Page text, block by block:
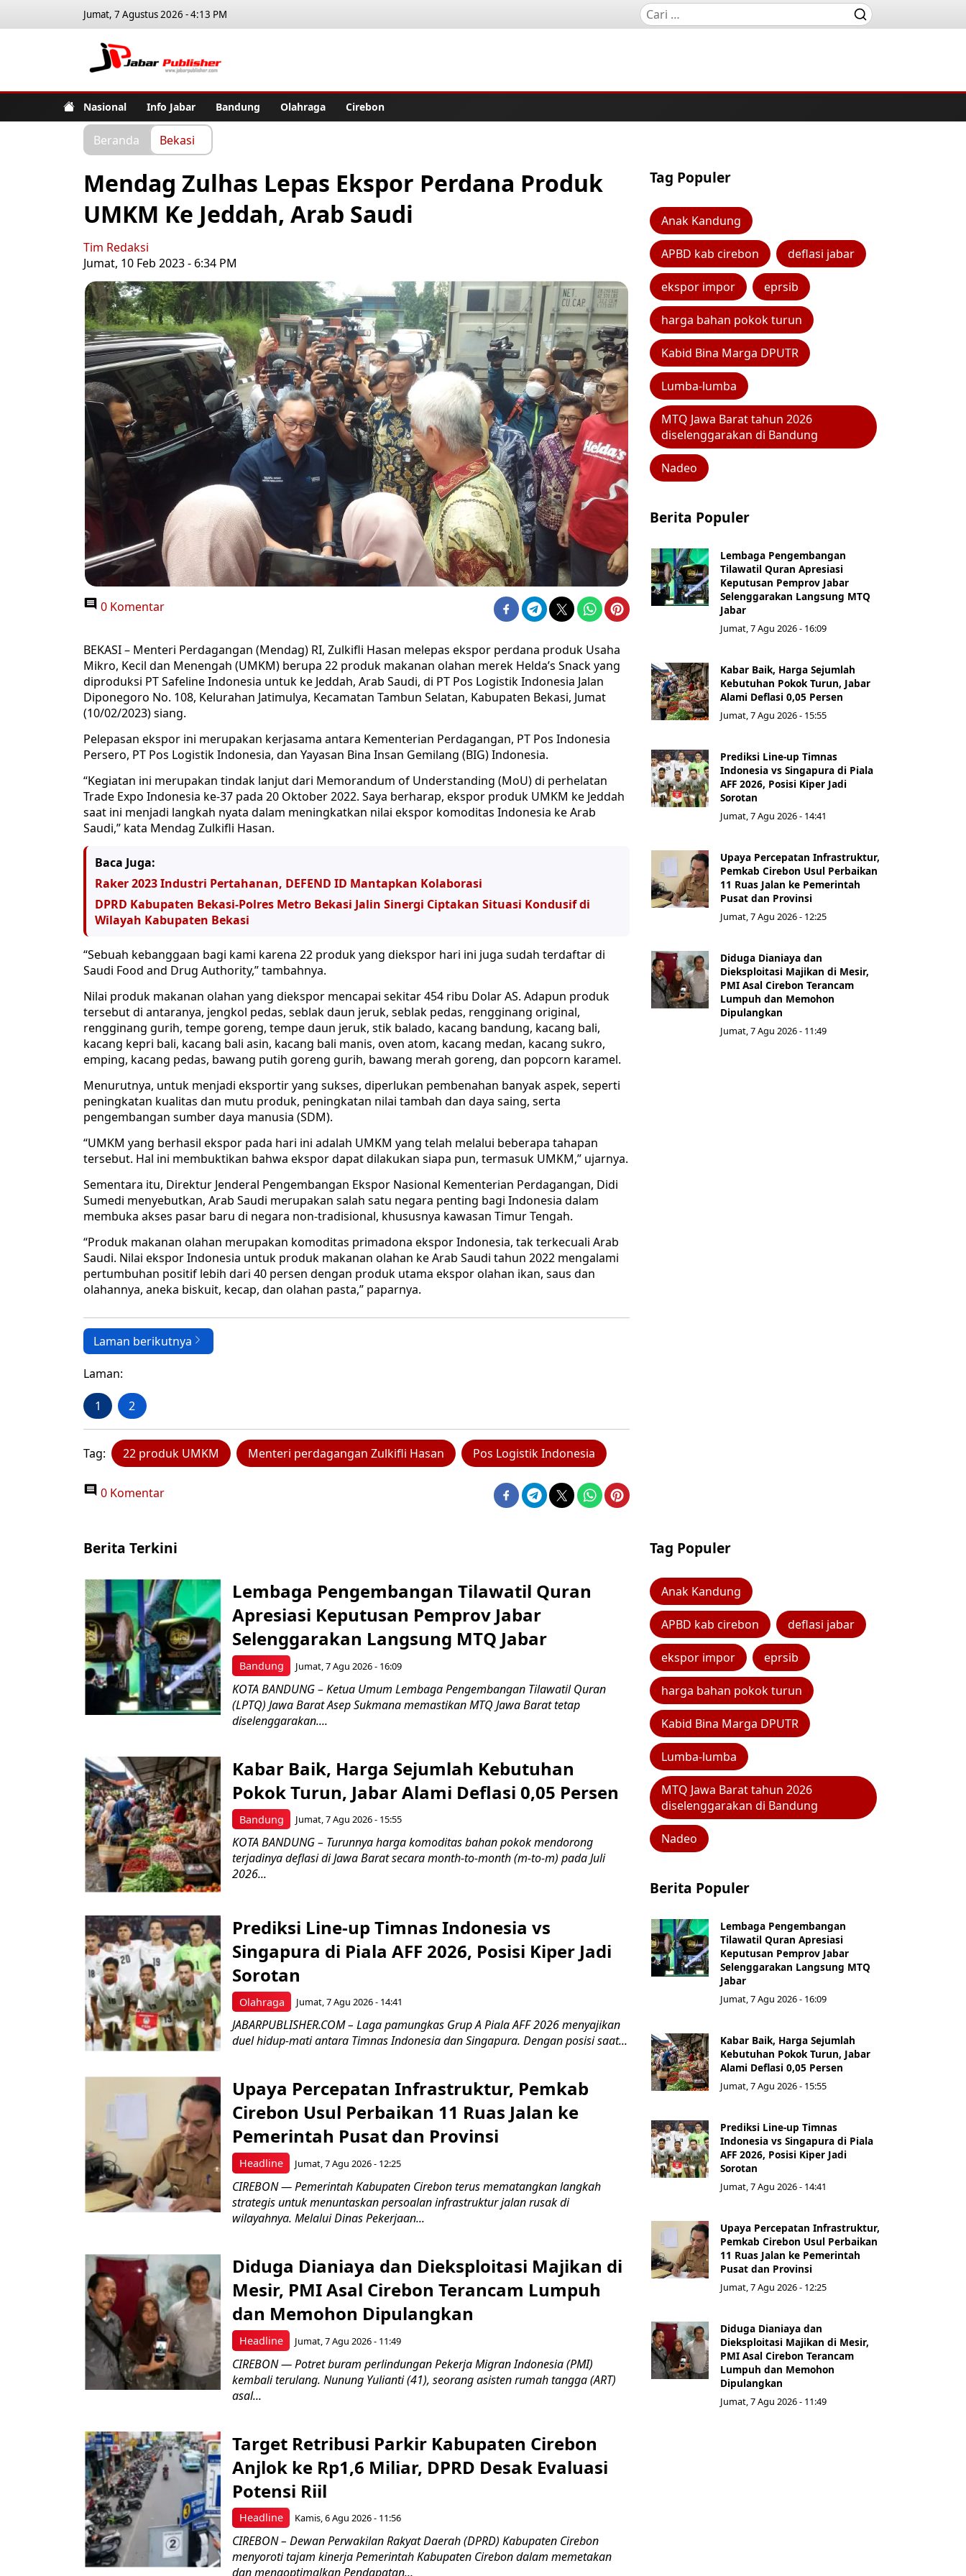
Jumat, 7 Agustus 2026 - 4:13 PM
Nasional Info Jabar Bandung Olahraga Cirebon
Beranda Bekasi
Mendag Zulhas Lepas Ekspor Perdana Produk
UMKM Ke Jeddah, Arab Saudi
Tim Redaksi
Jumat, 10 Feb 2023 - 6:34 PM
0 Komentar
BEKASI – Menteri Perdagangan (Mendag) RI, Zulkifli Hasan melepas ekspor perdana produk Usaha
Mikro, Kecil dan Menengah (UMKM) berupa 22 produk makanan olahan merek Helda’s Snack yang
diproduksi PT Safeline Indonesia untuk ke Jeddah, Arab Saudi, di PT Pos Logistik Indonesia Jalan
Diponegoro No. 108, Kelurahan Jatimulya, Kecamatan Tambun Selatan, Kabupaten Bekasi, Jumat
(10/02/2023) siang.
Pelepasan ekspor ini merupakan kerjasama antara Kementerian Perdagangan, PT Pos Indonesia
Persero, PT Pos Logistik Indonesia, dan Yayasan Bina Insan Gemilang (BIG) Indonesia.
“Kegiatan ini merupakan tindak lanjut dari Memorandum of Understanding (MoU) di perhelatan
Trade Expo Indonesia ke-37 pada 20 Oktober 2022. Saya berharap, ekspor produk UMKM ke Jeddah
saat ini menjadi langkah nyata dalam meningkatkan nilai ekspor komoditas Indonesia ke Arab
Saudi,” kata Mendag Zulkifli Hasan.
Baca Juga:
Raker 2023 Industri Pertahanan, DEFEND ID Mantapkan Kolaborasi
DPRD Kabupaten Bekasi-Polres Metro Bekasi Jalin Sinergi Ciptakan Situasi Kondusif di
Wilayah Kabupaten Bekasi
“Sebuah kebanggaan bagi kami karena 22 produk yang diekspor hari ini juga sudah terdaftar di
Saudi Food and Drug Authority,” tambahnya.
Nilai produk makanan olahan yang diekspor mencapai sekitar 454 ribu Dolar AS. Adapun produk
tersebut di antaranya, jengkol pedas, seblak daun jeruk, seblak pedas, rengginang original,
rengginang gurih, tempe goreng, tempe daun jeruk, stik balado, kacang bandung, kacang bali,
kacang kepri bali, kacang bali asin, kacang bali manis, oven atom, kacang medan, kacang sukro,
emping, kacang pedas, bawang putih goreng gurih, bawang merah goreng, dan popcorn karamel.
Menurutnya, untuk menjadi eksportir yang sukses, diperlukan pembenahan banyak aspek, seperti
peningkatan kualitas dan mutu produk, peningkatan nilai tambah dan daya saing, serta
pengembangan sumber daya manusia (SDM).
“UMKM yang berhasil ekspor pada hari ini adalah UMKM yang telah melalui beberapa tahapan
tersebut. Hal ini membuktikan bahwa ekspor dapat dilakukan siapa pun, termasuk UMKM,” ujarnya.
Sementara itu, Direktur Jenderal Pengembangan Ekspor Nasional Kementerian Perdagangan, Didi
Sumedi menyebutkan, Arab Saudi merupakan salah satu negara penting bagi Indonesia dalam
membuka akses pasar baru di negara non-tradisional, khususnya kawasan Timur Tengah.
“Produk makanan olahan merupakan komoditas primadona ekspor Indonesia, tak terkecuali Arab
Saudi. Nilai ekspor Indonesia untuk produk makanan olahan ke Arab Saudi tahun 2022 mengalami
pertumbuhan positif lebih dari 40 persen dengan produk utama ekspor olahan ikan, saus dan
olahannya, aneka biskuit, kecap, dan olahan pasta,” paparnya.
Laman berikutnya
Laman:
1 2
Tag: 22 produk UMKM Menteri perdagangan Zulkifli Hasan Pos Logistik Indonesia
0 Komentar
Tag Populer
Anak Kandung
APBD kab cirebon deflasi jabar
ekspor impor eprsib
harga bahan pokok turun
Kabid Bina Marga DPUTR
Lumba-lumba
MTQ Jawa Barat tahun 2026
diselenggarakan di Bandung
Nadeo
Berita Populer
Lembaga Pengembangan
Tilawatil Quran Apresiasi
Keputusan Pemprov Jabar
Selenggarakan Langsung MTQ
Jabar
Jumat, 7 Agu 2026 - 16:09
Kabar Baik, Harga Sejumlah
Kebutuhan Pokok Turun, Jabar
Alami Deflasi 0,05 Persen
Jumat, 7 Agu 2026 - 15:55
Prediksi Line-up Timnas
Indonesia vs Singapura di Piala
AFF 2026, Posisi Kiper Jadi
Sorotan
Jumat, 7 Agu 2026 - 14:41
Upaya Percepatan Infrastruktur,
Pemkab Cirebon Usul Perbaikan
11 Ruas Jalan ke Pemerintah
Pusat dan Provinsi
Jumat, 7 Agu 2026 - 12:25
Diduga Dianiaya dan
Dieksploitasi Majikan di Mesir,
PMI Asal Cirebon Terancam
Lumpuh dan Memohon
Dipulangkan
Jumat, 7 Agu 2026 - 11:49
Berita Terkini
Bandung
Lembaga Pengembangan Tilawatil Quran
Apresiasi Keputusan Pemprov Jabar
Selenggarakan Langsung MTQ Jabar
Jumat, 7 Agu 2026 - 16:09
KOTA BANDUNG – Ketua Umum Lembaga Pengembangan Tilawatil Quran
(LPTQ) Jawa Barat Asep Sukmana memastikan MTQ Jawa Barat tetap
diselenggarakan....
Bandung
Kabar Baik, Harga Sejumlah Kebutuhan
Pokok Turun, Jabar Alami Deflasi 0,05 Persen
Jumat, 7 Agu 2026 - 15:55
KOTA BANDUNG – Turunnya harga komoditas bahan pokok mendorong
terjadinya deflasi di Jawa Barat secara month-to-month (m-to-m) pada Juli
2026...
Olahraga
Prediksi Line-up Timnas Indonesia vs
Singapura di Piala AFF 2026, Posisi Kiper Jadi
Sorotan
Jumat, 7 Agu 2026 - 14:41
JABARPUBLISHER.COM – Laga pamungkas Grup A Piala AFF 2026 menyajikan
duel hidup-mati antara Timnas Indonesia dan Singapura. Dengan posisi saat...
Headline
Upaya Percepatan Infrastruktur, Pemkab
Cirebon Usul Perbaikan 11 Ruas Jalan ke
Pemerintah Pusat dan Provinsi
Jumat, 7 Agu 2026 - 12:25
CIREBON — Pemerintah Kabupaten Cirebon terus mematangkan langkah
strategis untuk menuntaskan persoalan infrastruktur jalan rusak di
wilayahnya. Melalui Dinas Pekerjaan...
Headline
Diduga Dianiaya dan Dieksploitasi Majikan di
Mesir, PMI Asal Cirebon Terancam Lumpuh
dan Memohon Dipulangkan
Jumat, 7 Agu 2026 - 11:49
CIREBON — Potret buram perlindungan Pekerja Migran Indonesia (PMI)
kembali terulang. Nunung Yulianti (41), seorang asisten rumah tangga (ART)
asal...
Headline
Target Retribusi Parkir Kabupaten Cirebon
Anjlok ke Rp1,6 Miliar, DPRD Desak Evaluasi
Potensi Riil
Kamis, 6 Agu 2026 - 11:56
CIREBON – Dewan Perwakilan Rakyat Daerah (DPRD) Kabupaten Cirebon
menyoroti tajam kinerja Pemerintah Kabupaten Cirebon dalam memetakan
dan mengoptimalkan Pendapatan...
Tag Populer
Anak Kandung
APBD kab cirebon deflasi jabar
ekspor impor eprsib
harga bahan pokok turun
Kabid Bina Marga DPUTR
Lumba-lumba
MTQ Jawa Barat tahun 2026
diselenggarakan di Bandung
Nadeo
Berita Populer
Lembaga Pengembangan
Tilawatil Quran Apresiasi
Keputusan Pemprov Jabar
Selenggarakan Langsung MTQ
Jabar
Jumat, 7 Agu 2026 - 16:09
Kabar Baik, Harga Sejumlah
Kebutuhan Pokok Turun, Jabar
Alami Deflasi 0,05 Persen
Jumat, 7 Agu 2026 - 15:55
Prediksi Line-up Timnas
Indonesia vs Singapura di Piala
AFF 2026, Posisi Kiper Jadi
Sorotan
Jumat, 7 Agu 2026 - 14:41
Upaya Percepatan Infrastruktur,
Pemkab Cirebon Usul Perbaikan
11 Ruas Jalan ke Pemerintah
Pusat dan Provinsi
Jumat, 7 Agu 2026 - 12:25
Diduga Dianiaya dan
Dieksploitasi Majikan di Mesir,
PMI Asal Cirebon Terancam
Lumpuh dan Memohon
Dipulangkan
Jumat, 7 Agu 2026 - 11:49